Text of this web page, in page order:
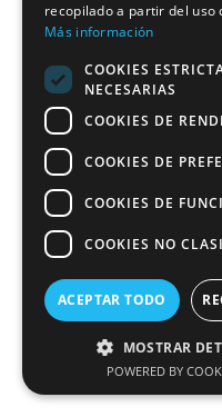
© 2026 - Marco & María -
Política de cookies
recopilado a partir del uso
Más información
COOKIES
NECESARIAS
COOKIES DE
COOKIES DE
COOKIES DE
COOKIES NO
ACEPTAR TODO
MOSTRAR
POWERED BY